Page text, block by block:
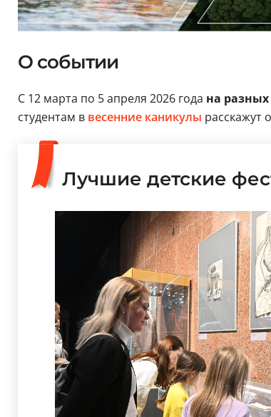
О событии
С 12 марта по 5 апреля 2026 года на
студентам в весенние каникулы расскажут
Лучшие детские